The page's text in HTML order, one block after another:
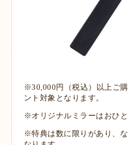
※30,000円（税込）以上ご
ント対象となります。
※オリジナルミラーはおひ
※特典は数に限りがあり、